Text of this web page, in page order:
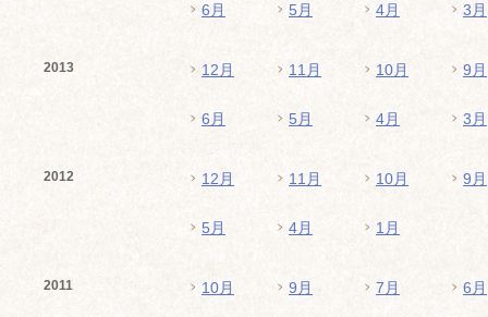
6月 5月 4月 3月
2013 12月 11月 10月 9月
6月 5月 4月 3月
2012 12月 11月 10月 9月
5月 4月 1月
2011 10月 9月 7月 6月